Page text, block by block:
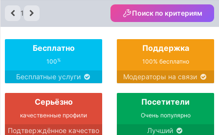
1 Поиск по критериям
Бесплатно
100%
Бесплатные услуги
Поддержка
100% бесплатно
Модераторы на связи
Серьёзно
качественные профили
Подтверждённое качество
Посетители
Очень популярно
Лучший